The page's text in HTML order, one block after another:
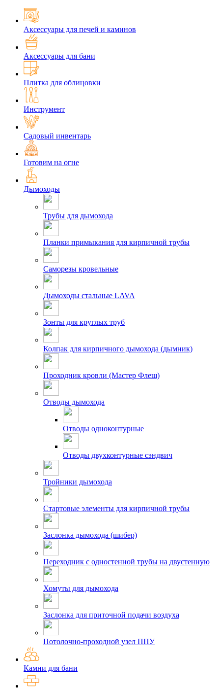
Аксессуары для печей и каминов
Аксессуары для бани
Плитка для облицовки
Инструмент
Садовый инвентарь
Готовим на огне
Дымоходы
Трубы для дымохода
Планки примыкания для кирпичной трубы
Саморезы кровельные
Дымоходы стальные LAVA
Зонты для круглых труб
Колпак для кирпичного дымохода (дымник)
Проходник кровли (Мастер Флеш)
Отводы дымохода
Отводы одноконтурные
Отводы двухконтурные сэндвич
Тройники дымохода
Стартовые элементы для кирпичной трубы
Заслонка дымохода (шибер)
Переходник с одностенной трубы на двустенную
Хомуты для дымохода
Заслонка для приточной подачи воздуха
Потолочно-проходной узел ППУ
Камни для бани